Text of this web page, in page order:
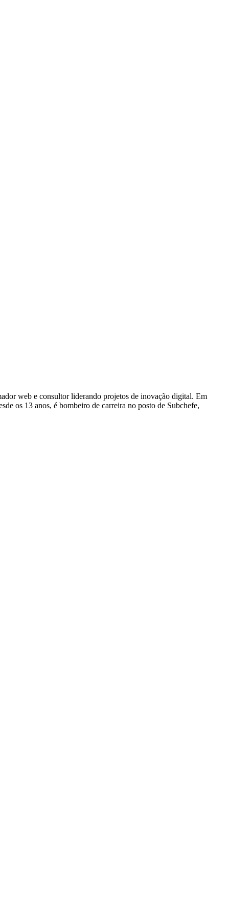
web e consultor liderando projetos de inovação digital. Em
os 13 anos, é bombeiro de carreira no posto de Subchefe,